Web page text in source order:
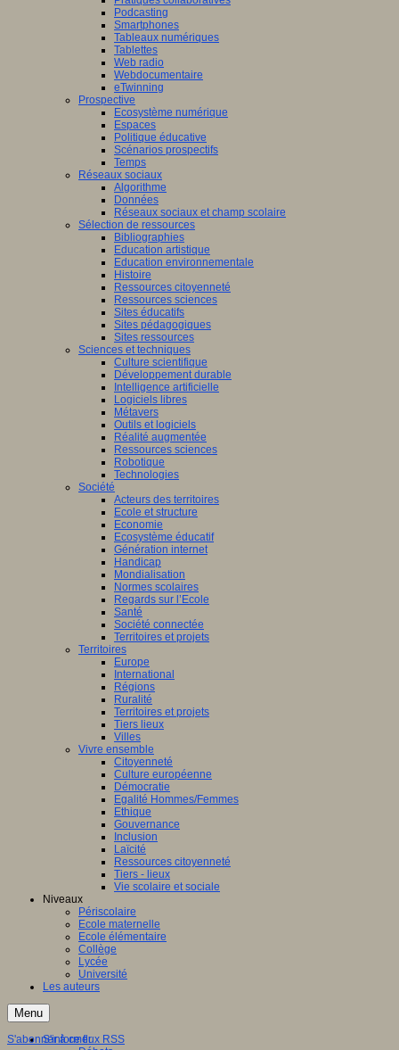
Podcasting
Smartphones
Tableaux numériques
Tablettes
Web radio
Webdocumentaire
eTwinning
Prospective
Ecosystème numérique
Espaces
Politique éducative
Scénarios prospectifs
Temps
Réseaux sociaux
Algorithme
Données
Réseaux sociaux et champ scolaire
Sélection de ressources
Bibliographies
Education artistique
Education environnementale
Histoire
Ressources citoyenneté
Ressources sciences
Sites éducatifs
Sites pédagogiques
Sites ressources
Sciences et techniques
Culture scientifique
Développement durable
Intelligence artificielle
Logiciels libres
Métavers
Outils et logiciels
Réalité augmentée
Ressources sciences
Robotique
Technologies
Société
Acteurs des territoires
Ecole et structure
Economie
Ecosystème éducatif
Génération internet
Handicap
Mondialisation
Normes scolaires
Regards sur l’Ecole
Santé
Société connectée
Territoires et projets
Territoires
Europe
International
Régions
Ruralité
Territoires et projets
Tiers lieux
Villes
Vivre ensemble
Citoyenneté
Culture européenne
Démocratie
Egalité Hommes/Femmes
Ethique
Gouvernance
Inclusion
Laïcité
Ressources citoyenneté
Tiers - lieux
Vie scolaire et sociale
Niveaux
Périscolaire
Ecole maternelle
Ecole élémentaire
Collège
Lycée
Université
Les auteurs
Menu
S'informer
S'abonner à ce flux RSS